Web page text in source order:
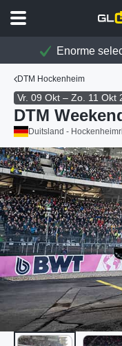
Enorme
DTM Hockenheim
Vr. 09 Okt – Zo. 11 Okt
DTM
Duitsland -